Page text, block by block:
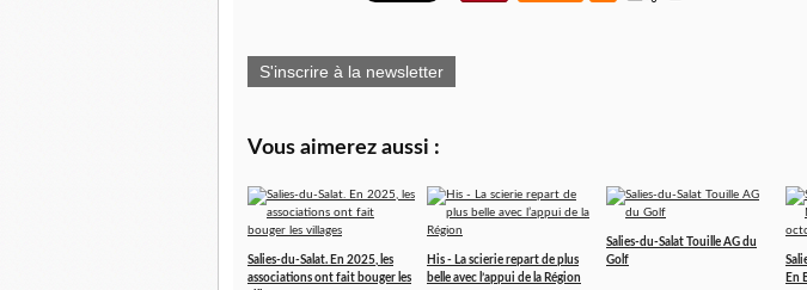
S'inscrire à la newsletter
Vous aimerez aussi :
Salies-du-Salat. En 2025, les
associations ont fait bouger les
His - La scierie repart de plus
belle avec l’appui de la Région
Salies-du-Salat Touille AG du
Golf
En